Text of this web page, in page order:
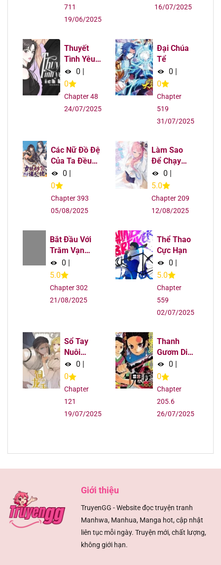
09/08/2025
Chapter 103.1 09/08/2025
Chapter 103 09/08/2025
09/08/2025
Chapter 101 09/08/2025
Chapter 100.2 09/08/2025
Chapter 100.1 09/08/2025
Chapter 100 09/08/2025
Chapter 99.1 09/08/2025
Chapter 99 09/08/2025
09/08/2025
Chapter 98 09/08/2025
Chapter 97.1 09/08/2025
Chapter 97 09/08/2025
09/08/2025
Chapter 94.1 09/08/2025
09/08/2025
711
19/06/2025
16/07/2025
Thuyết
Tình Yêu
Ích Kỷ
0 |
0
Chapter 48
24/07/2025
Đại Chúa
Tể
0 |
0
Chapter
519
31/07/2025
Các Nữ Đồ Đệ
Của Ta Đều
Là Chư Thiên
Đại Lão
Tương Lai
0 |
0
Chapter 393
05/08/2025
Làm Sao
Để Chạy
Trốn Dàn
Hậu Cung
0 |
5.0
Chapter 209
12/08/2025
Bắt Đầu
Với Trăm
Vạn Minh
Tệ
5.0
Chapter 302
21/08/2025
Thể Thao
Cực Hạn
0 |
5.0
Chapter
559
02/07/2025
Sổ Tay
Nuôi
Dưỡng
Rồng
0
0
Chapter
121
19/07/2025
Thanh
Gươm Diệt
Quỷ0
0
Chapter
205.6
26/07/2025
Giới thiệu
TruyenGG - Website đọc truyện tranh
Manhwa, Manhua, Manga hot, cập nhật
liên tục mỗi ngày. Truyện mới, chất lượng,
không giới hạn.